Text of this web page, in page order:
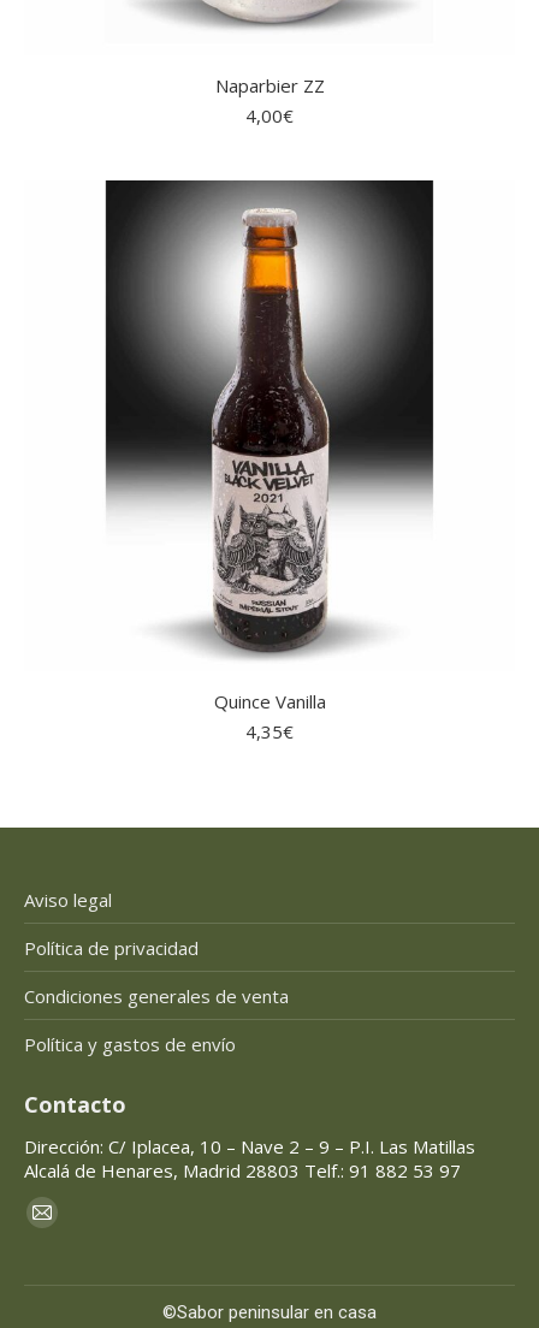
Naparbier ZZ
4,00€
Quince Vanilla
4,35€
Aviso legal
Política de privacidad
Condiciones generales de venta
Política y gastos de envío
Contacto
Dirección: C/ Iplacea, 10 – Nave 2 – 9 – P.I. Las Matillas
Alcalá de Henares, Madrid 28803 Telf.: 91 882 53 97
Encuéntranos en:
Mail
opens
©Sabor peninsular en casa